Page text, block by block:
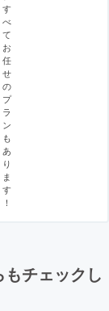
す
べ
て
お
任
せ
の
プ
ラ
ン
も
あ
り
ま
す
！
チェックし